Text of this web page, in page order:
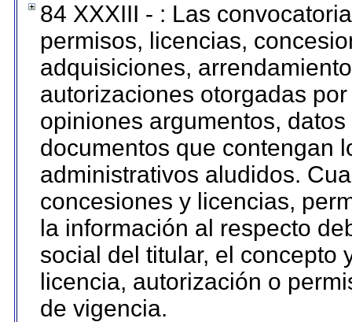
84 XXXIII - : Las
permisos, licencias,
adquisiciones,
autorizaciones otorgadas
opiniones argumentos,
documentos que contengan
administrativos aludidos.
concesiones y licencias,
la información al respecto
social del titular, el concepto
licencia, autorización o
de vigencia.